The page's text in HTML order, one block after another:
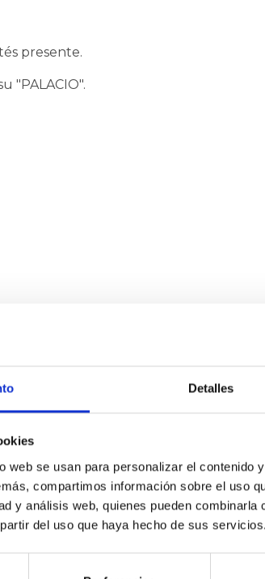
Detalles
web se usan para personalizar el contenido
compartimos información sobre el uso
y análisis web, quienes pueden
del uso que haya hecho de sus servicios.
presente.
"PALACIO".
estás solo (por eso cada vez hay más